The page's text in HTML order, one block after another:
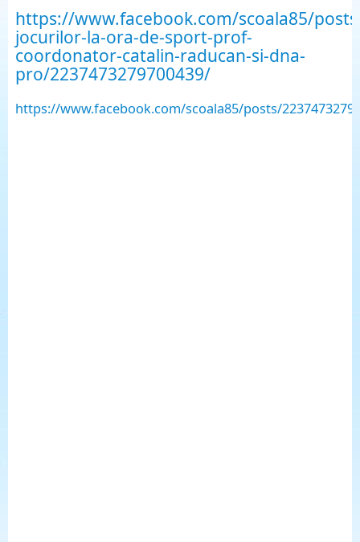
https://www.facebook.com/scoala85/
jocurilor-la-ora-de-sport-prof-
coordonator-catalin-raducan-si-dna-
pro/2237473279700439/
https://www.facebook.com/scoala85/posts/